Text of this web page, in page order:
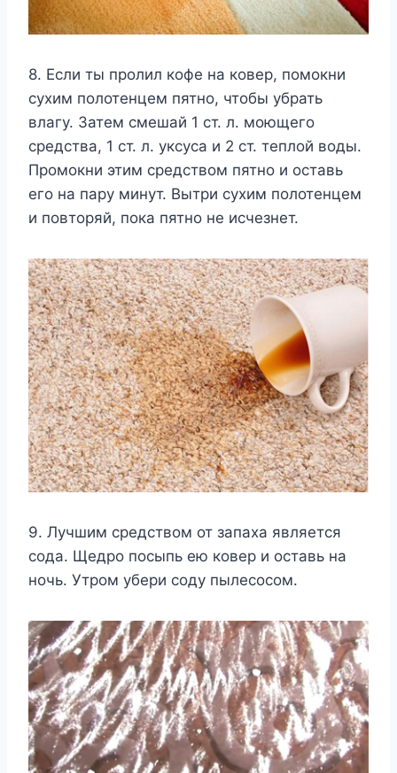
8. Если ты пролил кофе на ковер, помокни
сухим полотенцем пятно, чтобы убрать
влагу. Затем смешай 1 ст. л. моющего
средства, 1 ст. л. уксуса и 2 ст. теплой воды.
Промокни этим средством пятно и оставь
его на пару минут. Вытри сухим полотенцем
и повторяй, пока пятно не исчезнет.
9. Лучшим средством от запаха является
сода. Щедро посыпь ею ковер и оставь на
ночь. Утром убери соду пылесосом.